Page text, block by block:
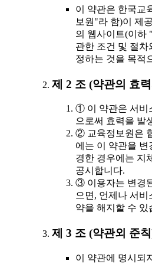
이 약관은 한국교
보원"라 함)이 제
의 웹사이트(이하
관한 조건 및 절차
정하는 것을 목적
제 2 조 (약관의 효
① 이 약관은 서비
으로써 효력을 발
② 교육정보원은
에는 이 약관을 변
경한 경우에는 지
공시합니다.
③ 이용자는 변경
으면, 언제나 서비
약을 해지할 수 있
제 3 조 (약관외 준
이 약관에 명시되